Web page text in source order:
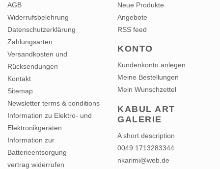
Widerrufsbelehrung
Datenschutzerklärung
Zahlungsarten
Versandkosten und
Rücksendungen
Kontakt
Sitemap
Newsletter terms & conditions
Information zu Elektro- und
Elektronikgeräten
Information zur
Batterieentsorgung
vertrag widerrufen
Vertrag widerrufen
Angebote
RSS feed
Kundenkonto anlegen
Meine Bestellungen
Mein Wunschzettel
GALERIE
A short description
0049 1713283344
nkarimi@web.de